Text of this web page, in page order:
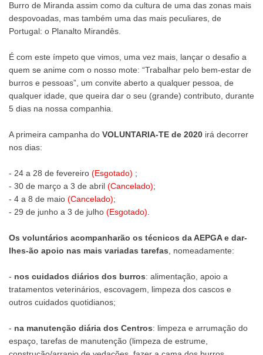
Burro de Miranda assim como da cultura de uma das zonas mais
despovoadas, mas também uma das mais peculiares, de
Portugal: o Planalto Mirandês.
É com este ímpeto que vimos, uma vez mais, lançar o desafio a
quem se anime com o nosso mote: “Trabalhar pelo bem-estar de
burros e pessoas”, um convite aberto a qualquer pessoa, de
qualquer idade, que queira dar o seu (grande) contributo, durante
5 dias na nossa companhia.
A primeira campanha do VOLUNTARIA-TE de 2020 irá decorrer
nos dias:
- 24 a 28 de fevereiro (Esgotado) ;
- 30 de março a 3 de abril (Cancelado);
- 4 a 8 de maio (Cancelado);
- 29 de junho a 3 de julho (Esgotado)
Os voluntários acompanharão os técnicos da AEPGA e dar-
lhes-ão apoio nas mais variadas tarefas , nomeadamente:
- nos cuidados diários dos burros: alimentação, apoio a
tratamentos veterinários, escovagem, limpeza dos cascos e
outros cuidados quotidianos;
- na manutenção diária dos Centros: limpeza e arrumação do
espaço, tarefas de manutenção (limpeza de estrume,